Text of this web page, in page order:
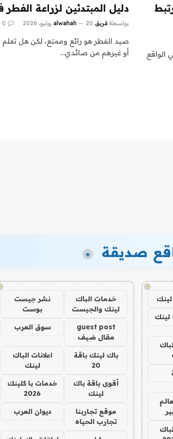
الواقع
دليل المبتدئين لزراعة الفطر في
بواسطة فريق alwahah 20 يوليو، 2026 0
صيد الفطر هو رائع وممتع، لكن هل تعلم
أو غيرهم من صائدي…
صديقة +
!
لينك
!
خدمات الباك
لينك والجيست
نشر جيست
بوست
guest post
مقال ضيف
سوق العرب
باك لينك باقة
20
اعلانات الباك
لينك
أقوى باقة باك
لينك
خدمات با كلينك
2026
موقع تجاربنا
تجارب الحياه
ديوان العرب